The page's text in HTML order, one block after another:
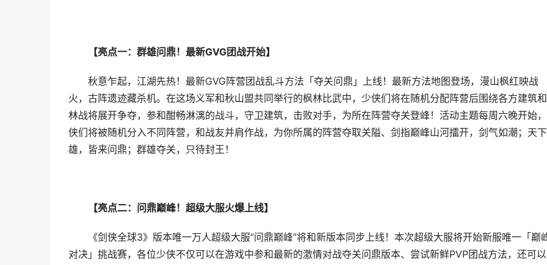
【亮点一：群雄问鼎！最新GVG团战开始】
秋意乍起，江湖先热！最新GVG阵营团战乱斗方法「夺关问鼎」上线！最新方法地图登场，漫山枫红映战
火，古阵遗迹藏杀机。在这场义军和秋山盟共同举行的枫林比武中，少侠们将在随机分配阵营后围绕各方建筑
林战将展开争夺，参和酣畅淋漓的战斗，守卫建筑，击败对手，为所在阵营夺关登峰！活动主题每周六晚开始
侠们将被随机分入不同阵营，和战友并肩作战，为你所属的阵营夺取关隘、剑指巅峰山河擂开，剑气如潮；天
雄，皆来问鼎；群雄夺关，只待封王！
【亮点二：问鼎巅峰！超级大服火爆上线】
《剑侠全球3》版本唯一万人超级大服“问鼎巅峰”将和新版本同步上线！本次超级大服将开始新服唯一「巅
对决」挑战赛，各位少侠不仅可以在游戏中参和最新的激情对战夺关问鼎版本、尝试新鲜PVP团战方法，还可